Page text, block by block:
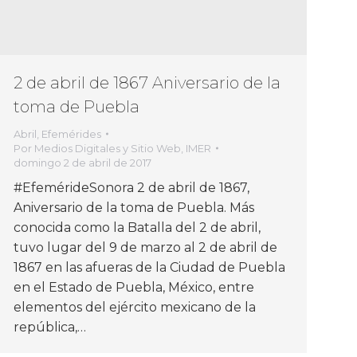
2 de abril de 1867 Aniversario de la
toma de Puebla
Abril Efemérides
Por Medios Digitales y Sitio Web, IMER
domingo 2 de abril de 2017
#EfemérideSonora 2 de abril de 1867,
Aniversario de la toma de Puebla. Más
conocida como la Batalla del 2 de abril,
tuvo lugar del 9 de marzo al 2 de abril de
1867 en las afueras de la Ciudad de Puebla
en el Estado de Puebla, México, entre
elementos del ejército mexicano de la
república,…